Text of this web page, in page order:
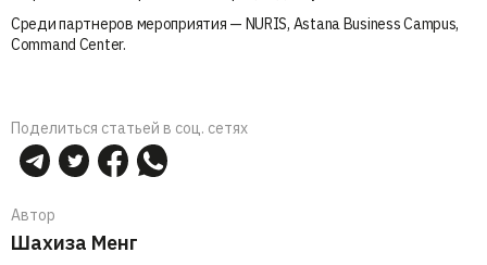
Среди партнеров мероприятия — NURIS, Astana Business Campus,
Command Center.
Поделиться статьей в соц. сетях
Автор
Шахиза Менг